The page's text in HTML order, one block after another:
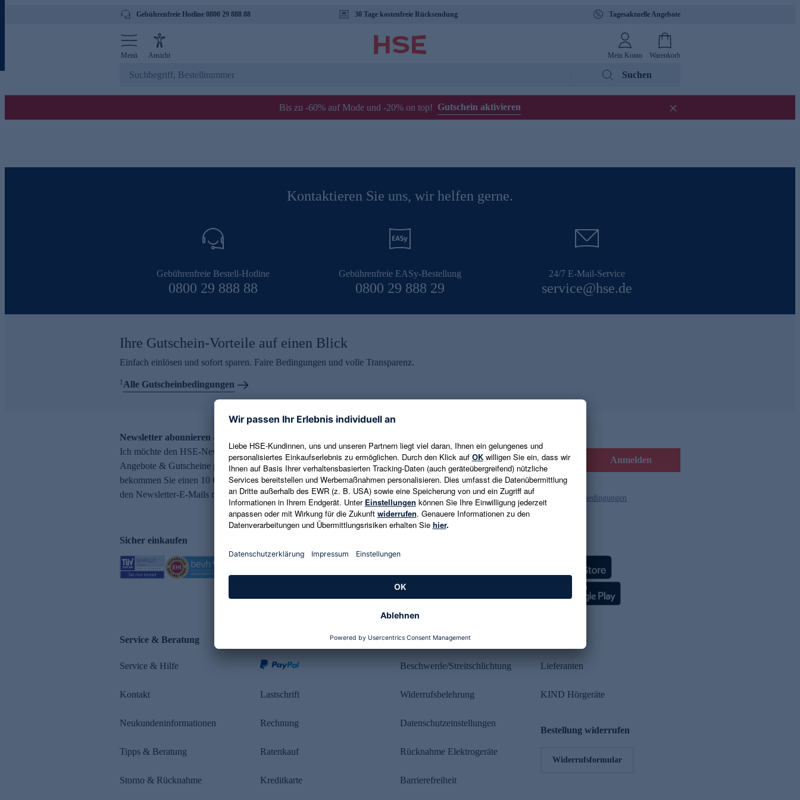
Gebührenfreie Hotline 0800 29 888 88 30 Tage kostenfreie Rücksendung Tagesaktuelle Angebote
Menü Ansicht Mein Konto Warenkorb
Suchen
Bis zu -60% auf Mode und -20% on top! Gutschein aktivieren
Kontaktieren Sie uns, wir helfen gerne.
Gebührenfreie Bestell-Hotline
0800 29 888 88
Gebührenfreie EASy-Bestellung
0800 29 888 29
24/7 E-Mail-Service
service@hse.de
Ihre Gutschein-Vorteile auf einen Blick
Einfach einlösen und sofort sparen. Faire Bedingungen und volle Transparenz.
1Alle Gutscheinbedingungen
Newsletter abonnieren – 10 € Gutschein erhalten
Ich möchte den HSE-Newsletter abonnieren und aktuelle Trends,
Angebote & Gutscheine per E-Mail erhalten. Als Dankeschön
bekommen Sie einen 10 € Gutschein. Eine Abmeldung ist jederzeit in
den Newsletter-E-Mails möglich.
E-Mail-Adresse eingeben Anmelden
Es gelten die Datenschutzrichtlinien und die Gutscheinbedingungen
Sicher einkaufen
Service & Beratung
Service & Hilfe
Kontakt
Neukundeninformationen
Tipps & Beratung
Storno & Rücknahme
Lastschrift
Rechnung
Ratenkauf
Kreditkarte
Rechtliches
Beschwerde/Streitschlichtung
Widerrufsbelehrung
Datenschutzeinstellungen
Rücknahme Elektrogeräte
Barrierefreiheit
Lieferanten
KIND Hörgeräte
Bestellung widerrufen
Widerrufsformular